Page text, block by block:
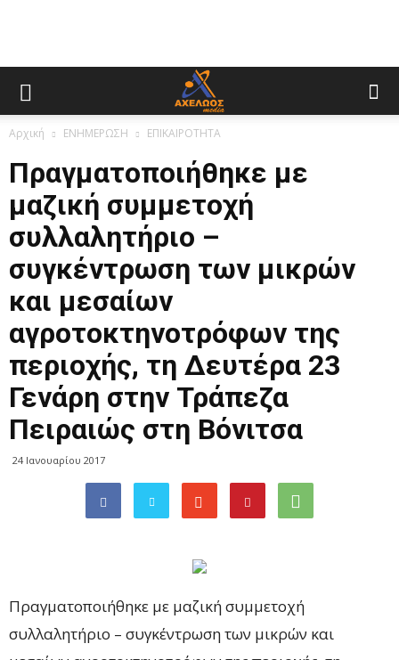
Αρχική ΕΝΗΜΕΡΩΣΗ ΕΠΙΚΑΙΡΟΤΗΤΑ
Πραγματοποιήθηκε με
μαζική συμμετοχή
συλλαλητήριο –
συγκέντρωση των μικρών
και μεσαίων
αγροτοκτηνοτρόφων της
περιοχής, τη Δευτέρα 23
Γενάρη στην Τράπεζα
Πειραιώς στη Βόνιτσα
24 Ιανουαρίου 2017
Πραγματοποιήθηκε με μαζική συμμετοχή
συλλαλητήριο – συγκέντρωση των μικρών και